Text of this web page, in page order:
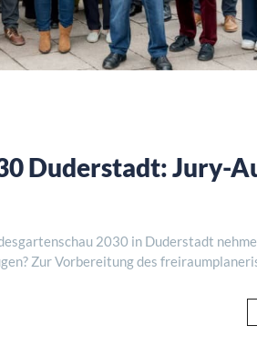
Duderstadt: Jury-
2030 in Duderstadt
Zur Vorbereitung des